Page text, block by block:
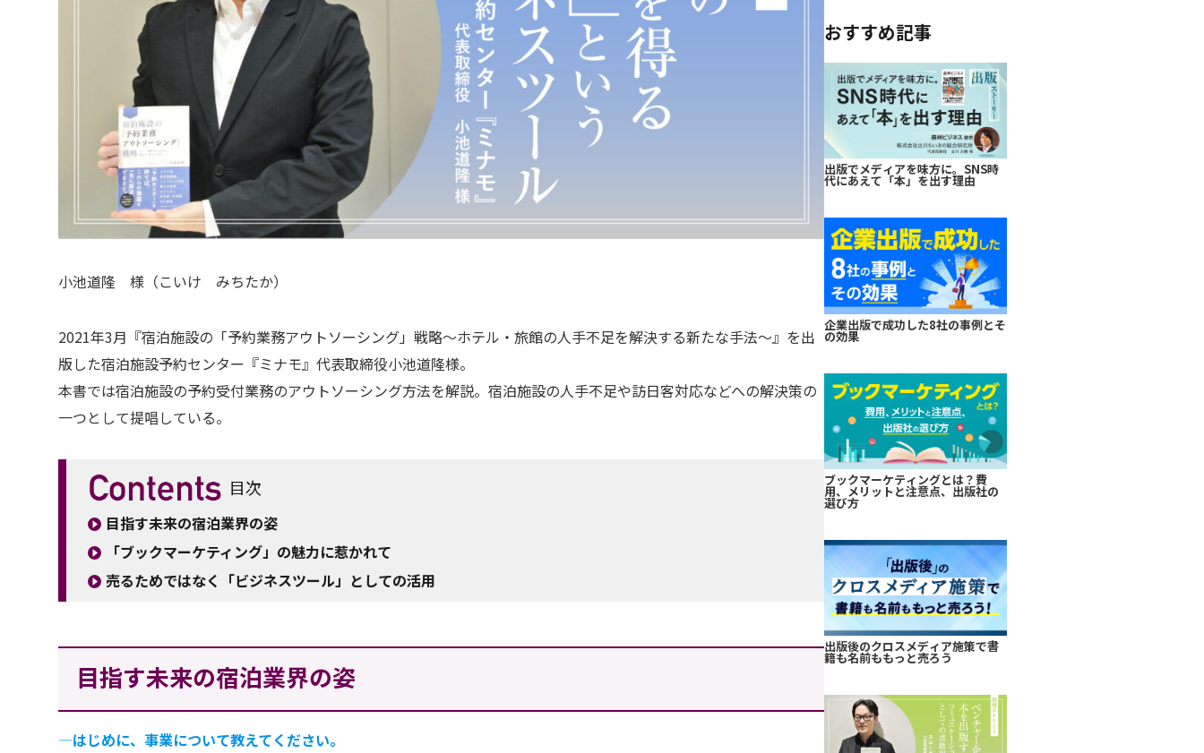
小池道隆 様（こいけ みちたか）
2021年3月『宿泊施設の「予約業務アウトソーシング」戦略～ホテル・旅館の人手不足を解決する新たな手法～』を出
版した宿泊施設予約センター『ミナモ』代表取締役小池道隆様。
本書では宿泊施設の予約受付業務のアウトソーシング方法を解説。宿泊施設の人手不足や訪日客対応などへの解決策の
一つとして提唱している。
目次
目指す未来の宿泊業界の姿
「ブックマーケティング」の魅力に惹かれて
売るためではなく「ビジネスツール」としての活用
目指す未来の宿泊業界の姿
―はじめに、事業について教えてください。
おすすめ記事
出版でメディアを味方に。SNS時
代にあえて「本」を出す理由
企業出版で成功した8社の事例とそ
の効果
ブックマーケティングとは？費
用、メリットと注意点、出版社の
選び方
出版後のクロスメディア施策で書
籍も名前ももっと売ろう